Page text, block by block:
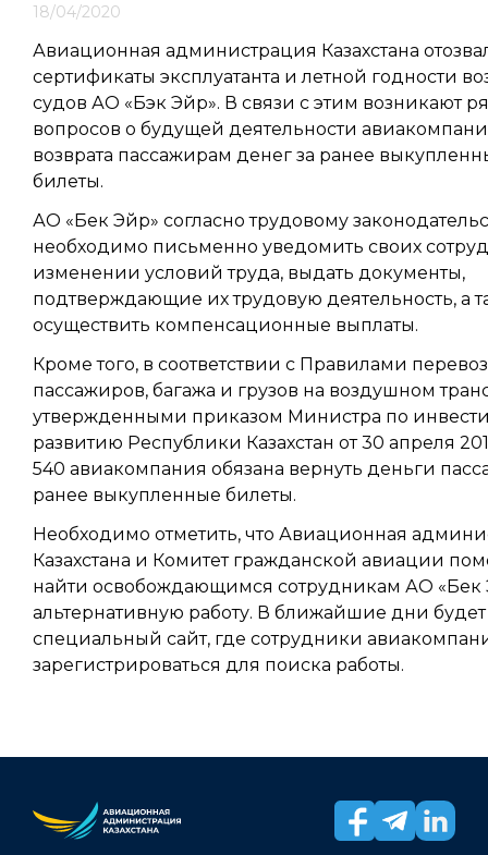
18/04/2020
Авиационная администрация Казахстана
сертификаты эксплуатанта и летной годности
судов АО «Бэк Эйр». В связи с этим возникают
вопросов о будущей деятельности
возврата пассажирам денег за ранее
билеты.
АО «Бек Эйр» согласно трудовому
необходимо письменно уведомить своих
изменении условий труда, выдать документы,
подтверждающие их трудовую деятельность, а
осуществить компенсационные выплаты.
Кроме того, в соответствии с Правилами
пассажиров, багажа и грузов на воздушном
утвержденными приказом Министра по
развитию Республики Казахстан от 30 апреля
540 авиакомпания обязана вернуть деньги
ранее выкупленные билеты.
Необходимо отметить, что Авиационная
Казахстана и Комитет гражданской авиации
найти освобождающимся сотрудникам АО «Бек
альтернативную работу. В ближайшие дни будет
специальный сайт, где сотрудники
зарегистрироваться для поиска работы.